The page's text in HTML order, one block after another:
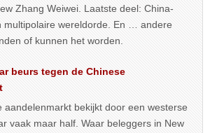
Zhang Weiwei. Laatste deel: China-
multipolaire wereldorde. En … andere
of kunnen het worden.
beurs tegen de Chinese
aandelenmarkt bekijkt door een westerse
vaak maar half. Waar beleggers in New